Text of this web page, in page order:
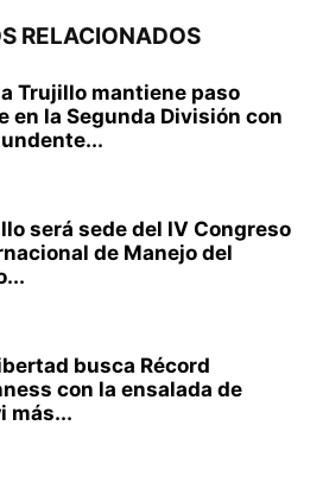
RELACIONADOS
Trujillo mantiene paso
en la Segunda División con
será sede del IV Congreso
de Manejo del
busca Récord
con la ensalada de
más...